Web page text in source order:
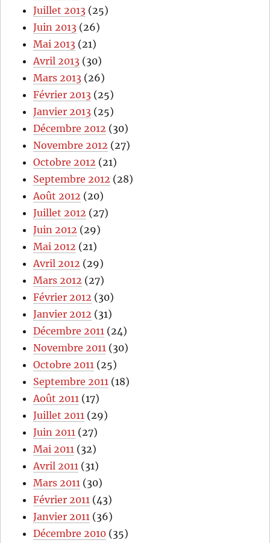
Juillet 2013 (25)
Juin 2013 (26)
Mai 2013 (21)
Avril 2013 (30)
Mars 2013 (26)
Février 2013 (25)
Janvier 2013 (25)
Décembre 2012 (30)
Novembre 2012 (27)
Octobre 2012 (21)
Septembre 2012 (28)
Août 2012 (20)
Juillet 2012 (27)
Juin 2012 (29)
Mai 2012 (21)
Avril 2012 (29)
Mars 2012 (27)
Février 2012 (30)
Janvier 2012 (31)
Décembre 2011 (24)
Novembre 2011 (30)
Octobre 2011 (25)
Septembre 2011 (18)
Août 2011 (17)
Juillet 2011 (29)
Juin 2011 (27)
Mai 2011 (32)
Avril 2011 (31)
Mars 2011 (30)
Février 2011 (43)
Janvier 2011 (36)
Décembre 2010 (35)